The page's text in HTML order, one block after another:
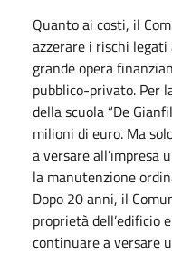
Quanto ai costi, il
azzerare i rischi
grande opera
pubblico-privato. Per
della scuola “De
milioni di euro. Ma
a versare all’impresa
la manutenzione
Dopo 20 anni, il
proprietà dell’edificio
continuare a versare